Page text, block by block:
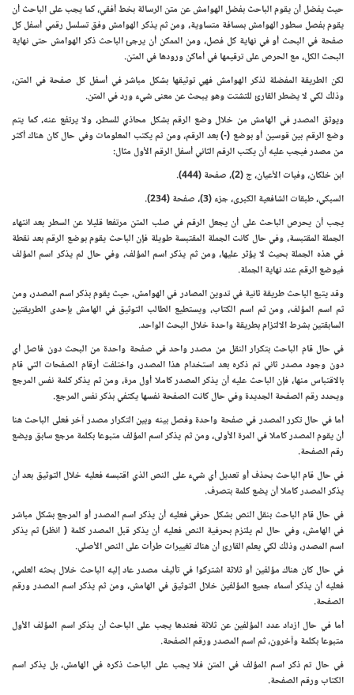
حيث يفضل أن يقوم الباحث بفضل الهوامش عن متن الرسالة بخط أفقي، كما يجب على الباحث أن
يقوم بفصل سطور الهوامش بمسافة متساوية، ومن ثم يذكر الهوامش وفق تسلسل رقمي أسفل كل
صفحة في البحث أو في نهاية كل فصل، ومن الممكن أن يرجئ الباحث ذكر الهوامش حتى نهاية
البحث الكل، مع الحرص على ترقيمها في أماكن ورودها في المتن.
لكن الطريقة المفضلة لذكر الهوامش فهي توثيقها بشكل مباشر في أسفل كل صفحة في المتن،
وذلك لكي لا يضطر القارئ للتشتت وهو يبحث عن معنى شيء ورد في المتن.
ويوثق المصدر في الهامش من خلال وضع الرقم بشكل محاذي للسطر، ولا يرتفع عنه، كما يتم
وضع الرقم بين قوسين أو بوضع (-) بعد الرقم، ومن ثم يكتب المعلومات وفي حال كان هناك أكثر
من مصدر فيجب عليه أن يكتب الرقم الثاني أسفل الرقم الأول مثال:
ابن خلكان، وفيات الأعيان، ج (2)، صفحة (444).
السبكي، طبقات الشافعية الكبرى، جزء (3)، صفحة (234).
يجب أن يحرص الباحث على أن يجعل الرقم في صلب المتن مرتفعا قليلا عن السطر بعد انتهاء
الجملة المقتبسة، وفي حال كانت الجملة المقتبسة طويلة فإن الباحث يقوم بوضع الرقم بعد نقطة
في هذه الجملة بحيث لا يؤثر عليها، ومن ثم يذكر اسم المؤلف، وفي حال لم يذكر اسم المؤلف
فيوضع الرقم عند نهاية الجملة.
وقد يتبع الباحث طريقة ثانية في تدوين المصادر في الهوامش، حيث يقوم بذكر اسم المصدر، ومن
ثم اسم المؤلف، ومن ثم اسم الكتاب، ويستطيع الطالب التوثيق في الهامش بإحدى الطريقتين
السابقتين بشرط الالتزام بطريقة واحدة خلال البحث الواحد.
في حال قام الباحث بتكرار النقل من مصدر واحد في صفحة واحدة من البحث دون فاصل أي
دون وجود مصدر ثاني تم ذكره بعد استخدام هذا المصدر، واختلفت أرقام الصفحات التي قام
بالاقتباس منها، فإن الباحث عليه أن يذكر المصدر كاملا أول مرة، ومن ثم يذكر كلمة نفس المرجع
ويحدد رقم الصفحة الجديدة وفي حال كانت الصفحة نفسها يكتفي بذكر نفس المرجع.
أما في حال تكرر المصدر في صفحة واحدة وفصل بينه وبين التكرار مصدر آخر فعلى الباحث هنا
أن يقوم المصدر كاملا في المرة الأولى، ومن ثم يذكر اسم المؤلف متبوعا بكلمة مرجع سابق ويضع
رقم الصفحة.
في حال قام الباحث بحذف أو تعديل أي شيء على النص الذي اقتبسه فعليه خلال التوثيق بعد أن
يذكر المصدر كاملا أن يضع كلمة بتصرف.
في حال قام الباحث بنقل النص بشكل حرفي فعليه أن يذكر اسم المصدر أو المرجع بشكل مباشر
في الهامش، وفي حال لم يلتزم بحرفية النص فعليه أن يذكر قبل المصدر كلمة ( انظر) ثم يذكر
اسم المصدر، وذلك لكي يعلم القارئ أن هناك تغييرات طرأت على النص الأصلي.
في حال كان هناك مؤلفين أو ثلاثة اشتركوا في تأليف مصدر عاد إليه الباحث خلال بحثه العلمي،
فعليه أن يذكر أسماء جميع المؤلفين خلال التوثيق في الهامش، ومن ثم يذكر اسم المصدر ورقم
الصفحة.
أما في حال ازداد عدد المؤلفين عن ثلاثة فعندها يجب على الباحث أن يذكر اسم المؤلف الأول
متبوعا بكلمة وآخرون، ثم اسم المصدر ورقم الصفحة.
في حال تم ذكر اسم المؤلف في المتن فلا يجب على الباحث ذكره في الهامش، بل يذكر اسم
الكتاب ورقم الصفحة.